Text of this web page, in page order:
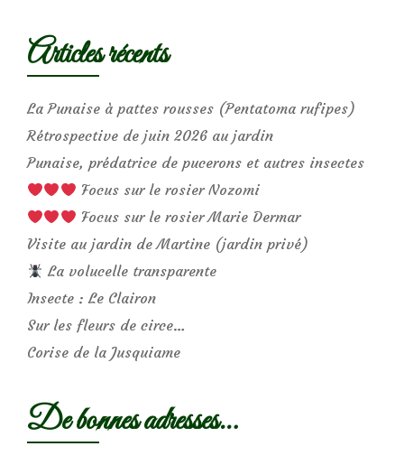
Articles récents
La Punaise à pattes rousses (Pentatoma rufipes)
Rétrospective de juin 2026 au jardin
Punaise, prédatrice de pucerons et autres insectes
Focus sur le rosier Nozomi
Focus sur le rosier Marie Dermar
Visite au jardin de Martine (jardin privé)
La volucelle transparente
Insecte : Le Clairon
Sur les fleurs de circe…
Corise de la Jusquiame
De bonnes adresses…